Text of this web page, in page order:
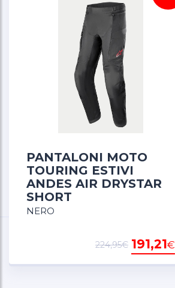
PANTALONI MOTO
TOURING ESTIVI
ANDES AIR DRYSTAR
SHORT
NERO
191,21€
224,95€